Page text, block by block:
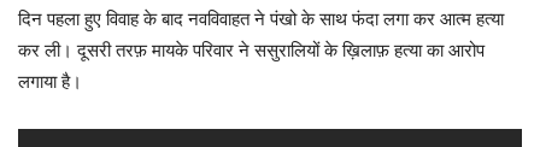
दिन पहला हुए विवाह के बाद नवविवाहत ने पंखो के साथ फंदा लगा कर आत्म हत्या
कर ली। दूसरी तरफ़ मायके परिवार ने ससुरालियों के ख़िलाफ़ हत्या का आरोप
लगाया है।